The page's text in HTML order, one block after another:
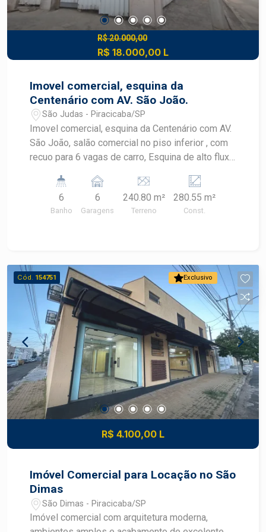
R$ 20.000,00
R$ 18.000,00 L
Imovel comercial, esquina da
Centenário com AV. São João.
São Judas - Piracicaba/SP
Imovel comercial, esquina da Centenário com AV.
São João, salão comercial no piso inferior , com
recuo para 6 vagas de carro, Esquina de alto fluxo
região, acabamento moderno de alto padrão,
localização de grande visibilidade . Sendo 50 m2
no Sub solo 90 m2 no térreo + 6 vagas 140 m2
6
Banho
6
Garagens
240.80 m²
Terreno
280.55 m²
Const.
Exclusivo
Cód. 154751
R$ 4.100,00 L
Imóvel Comercial para Locação no São
Dimas
São Dimas - Piracicaba/SP
Imóvel comercial com arquitetura moderna,